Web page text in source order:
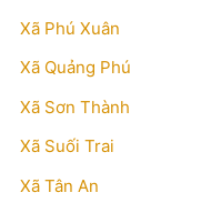
Xã Phú Xuân
Xã Quảng Phú
Xã Sơn Thành
Xã Suối Trai
Xã Tân An